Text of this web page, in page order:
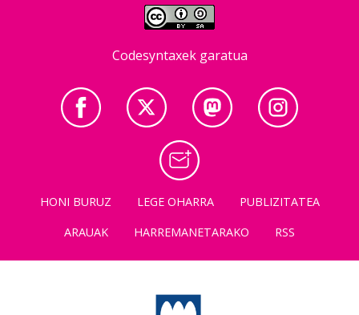
Codesyntaxek garatua
HONI BURUZ LEGE OHARRA
PUBLIZITATEA
ARAUAK
HARREMANETARAKO RSS